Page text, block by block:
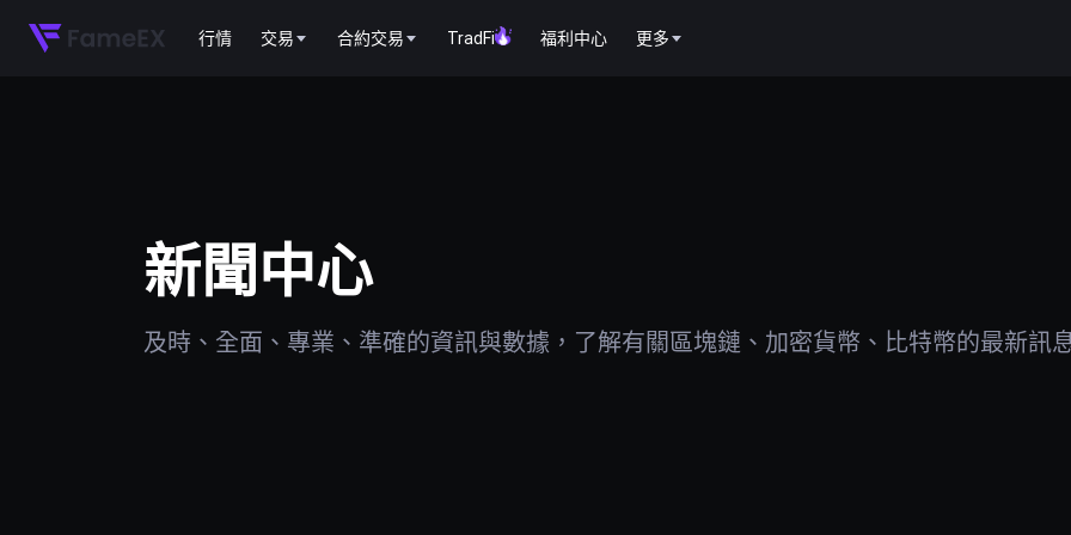
行情 交易 合約交易 TradFi 福利中心 更多
新聞中心
及時、全面、專業、準確的資訊與數據，了解有關區塊鏈、加密貨幣、比特幣的最新訊